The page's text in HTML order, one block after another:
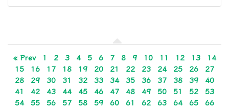
« Prev 1 2 3 4 5 6 7 8 9 10 11 12 13
14
15
16 17 18 19 20 21 22 23 24 25 26
27
28
29 30 31 32 33 34 35 36 37 38 39
40
41
42 43 44 45 46 47 48 49 50 51 52
53
54
55 56 57 58 59 60 61 62 63 64 65
66